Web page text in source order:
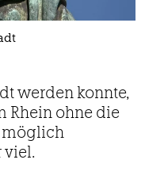
werden konnte,
Rhein ohne die
möglich
viel.